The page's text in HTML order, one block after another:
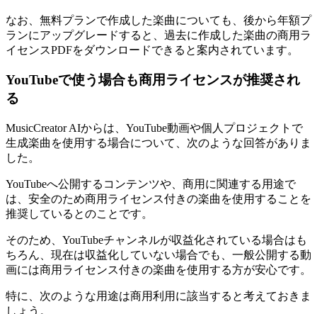
なお、無料プランで作成した楽曲についても、後から年額プ
ランにアップグレードすると、過去に作成した楽曲の商用ラ
イセンスPDFをダウンロードできると案内されています。
YouTubeで使う場合も商用ライセンスが推奨され
る
MusicCreator AIからは、YouTube動画や個人プロジェクトで
生成楽曲を使用する場合について、次のような回答がありま
した。
YouTubeへ公開するコンテンツや、商用に関連する用途で
は、安全のため商用ライセンス付きの楽曲を使用することを
推奨しているとのことです。
そのため、YouTubeチャンネルが収益化されている場合はも
ちろん、現在は収益化していない場合でも、一般公開する動
画には商用ライセンス付きの楽曲を使用する方が安心です。
特に、次のような用途は商用利用に該当すると考えておきま
しょう。